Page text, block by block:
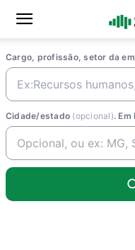
Cargo, profissão, setor da
Cidade/estado (opcional).